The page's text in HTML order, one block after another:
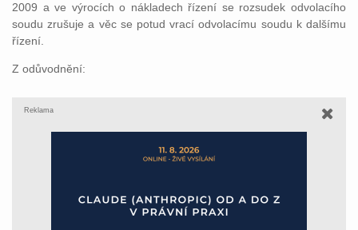
2009 a ve výrocích o nákladech řízení se rozsudek odvolacího
soudu zrušuje a věc se potud vrací odvolacímu soudu k dalšímu
řízení.
Z odůvodnění:
Reklama